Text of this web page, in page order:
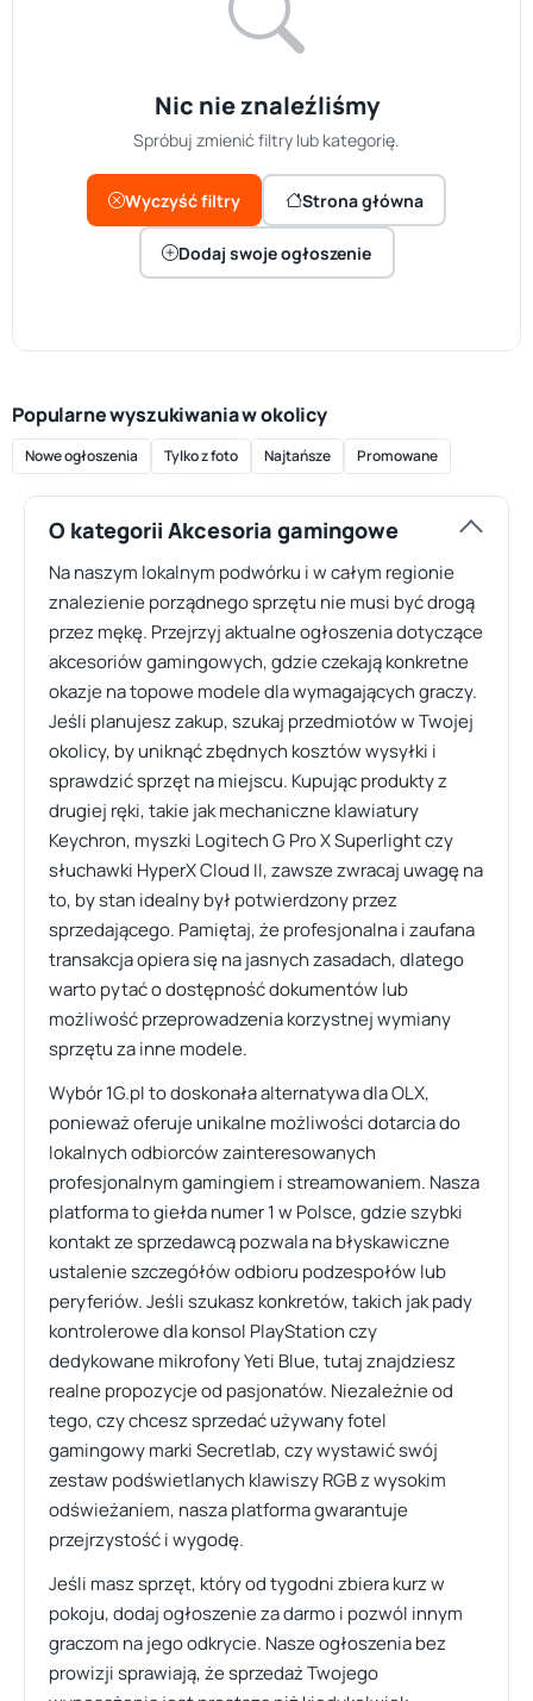
Nic nie znaleźliśmy
Spróbuj zmienić filtry lub kategorię.
Wyczyść filtry Strona główna
Dodaj swoje ogłoszenie
Popularne wyszukiwania w okolicy
Nowe ogłoszenia Tylko z foto Najtańsze Promowane
O kategorii Akcesoria gamingowe
Na naszym lokalnym podwórku i w całym regionie
znalezienie porządnego sprzętu nie musi być drogą
przez mękę. Przejrzyj aktualne ogłoszenia dotyczące
akcesoriów gamingowych, gdzie czekają konkretne
okazje na topowe modele dla wymagających graczy.
Jeśli planujesz zakup, szukaj przedmiotów w Twojej
okolicy, by uniknąć zbędnych kosztów wysyłki i
sprawdzić sprzęt na miejscu. Kupując produkty z
drugiej ręki, takie jak mechaniczne klawiatury
Keychron, myszki Logitech G Pro X Superlight czy
słuchawki HyperX Cloud II, zawsze zwracaj uwagę na
to, by stan idealny był potwierdzony przez
sprzedającego. Pamiętaj, że profesjonalna i zaufana
transakcja opiera się na jasnych zasadach, dlatego
warto pytać o dostępność dokumentów lub
możliwość przeprowadzenia korzystnej wymiany
sprzętu za inne modele.
Wybór 1G.pl to doskonała alternatywa dla OLX,
ponieważ oferuje unikalne możliwości dotarcia do
lokalnych odbiorców zainteresowanych
profesjonalnym gamingiem i streamowaniem. Nasza
platforma to giełda numer 1 w Polsce, gdzie szybki
kontakt ze sprzedawcą pozwala na błyskawiczne
ustalenie szczegółów odbioru podzespołów lub
peryferiów. Jeśli szukasz konkretów, takich jak pady
kontrolerowe dla konsol PlayStation czy
dedykowane mikrofony Yeti Blue, tutaj znajdziesz
realne propozycje od pasjonatów. Niezależnie od
tego, czy chcesz sprzedać używany fotel
gamingowy marki Secretlab, czy wystawić swój
zestaw podświetlanych klawiszy RGB z wysokim
odświeżaniem, nasza platforma gwarantuje
przejrzystość i wygodę.
Jeśli masz sprzęt, który od tygodni zbiera kurz w
pokoju, dodaj ogłoszenie za darmo i pozwól innym
graczom na jego odkrycie. Nasze ogłoszenia bez
prowizji sprawiają, że sprzedaż Twojego